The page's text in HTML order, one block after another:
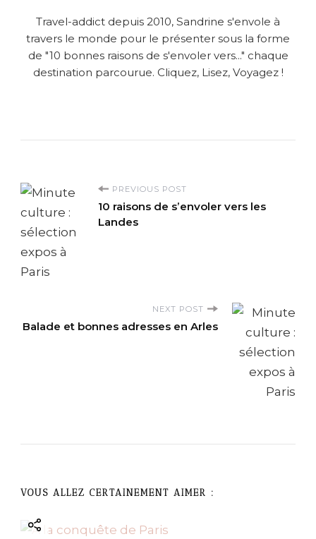
Travel-addict depuis 2010, Sandrine s'envole à
travers le monde pour le présenter sous la forme
de "10 bonnes raisons de s'envoler vers..." chaque
destination parcourue. Cliquez, Lisez, Voyagez !
P
o
s
N
a
t
PREVIOUS POST
10 raisons de s’envoler vers les
Landes
NEXT POST
Balade et bonnes adresses en Arles
VOUS ALLEZ CERTAINEMENT AIMER :